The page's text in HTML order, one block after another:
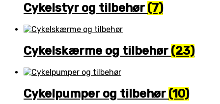
Cykelstyr og tilbehør (7)
Cykelskærme og tilbehør (23)
Cykelpumper og tilbehør (10)